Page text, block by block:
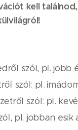
kell találnod,
szól, pl. jobb
szól: pl.
szól: pl.
pl. jobban